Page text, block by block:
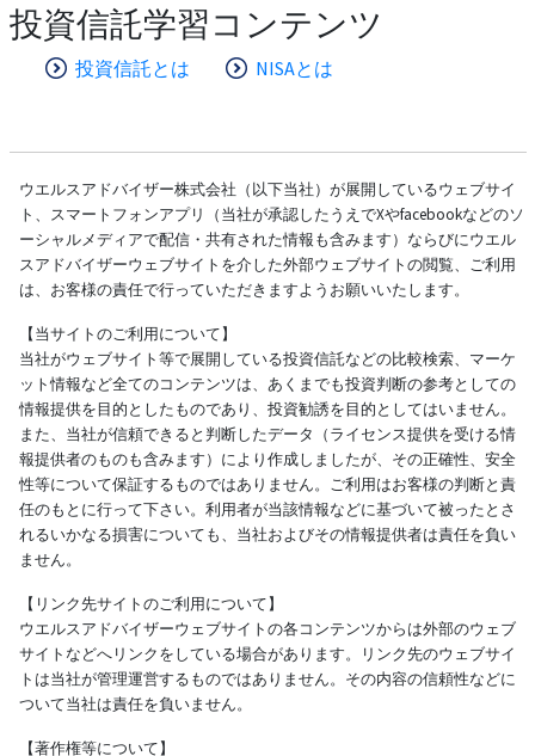
投資信託学習コンテンツ
投資信託とは NISAとは
ウエルスアドバイザー株式会社（以下当社）が展開しているウェブサイ
ト、スマートフォンアプリ（当社が承認したうえでXやfacebookなどのソ
ーシャルメディアで配信・共有された情報も含みます）ならびにウエル
スアドバイザーウェブサイトを介した外部ウェブサイトの閲覧、ご利用
は、お客様の責任で行っていただきますようお願いいたします。
【当サイトのご利用について】
当社がウェブサイト等で展開している投資信託などの比較検索、マーケ
ット情報など全てのコンテンツは、あくまでも投資判断の参考としての
情報提供を目的としたものであり、投資勧誘を目的としてはいません。
また、当社が信頼できると判断したデータ（ライセンス提供を受ける情
報提供者のものも含みます）により作成しましたが、その正確性、安全
性等について保証するものではありません。ご利用はお客様の判断と責
任のもとに行って下さい。利用者が当該情報などに基づいて被ったとさ
れるいかなる損害についても、当社およびその情報提供者は責任を負い
ません。
【リンク先サイトのご利用について】
ウエルスアドバイザーウェブサイトの各コンテンツからは外部のウェブ
サイトなどへリンクをしている場合があります。リンク先のウェブサイ
トは当社が管理運営するものではありません。その内容の信頼性などに
ついて当社は責任を負いません。
【著作権等について】